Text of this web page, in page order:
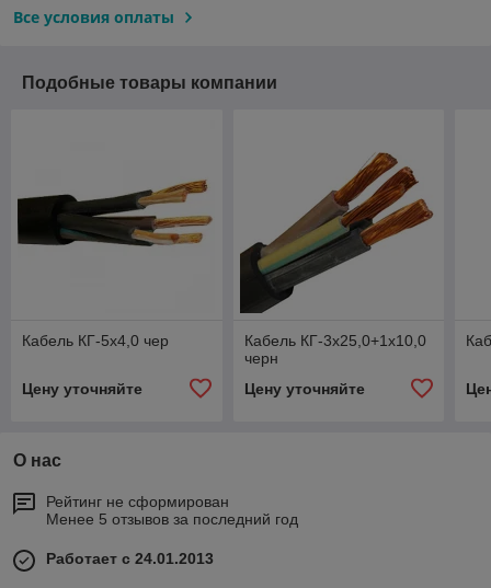
Все условия оплаты
Подобные товары компании
Кабель КГ-5х4,0 чер
Цену уточняйте
Кабель КГ-3х25,0+1х10,0
черн
Цену уточняйте
О нас
Рейтинг не сформирован
Менее 5 отзывов за последний год
Работает с 24.01.2013